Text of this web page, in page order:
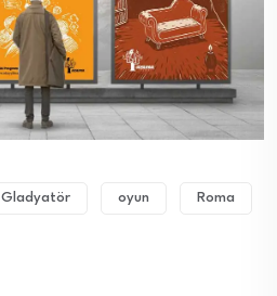
Gladyatör oyun Roma